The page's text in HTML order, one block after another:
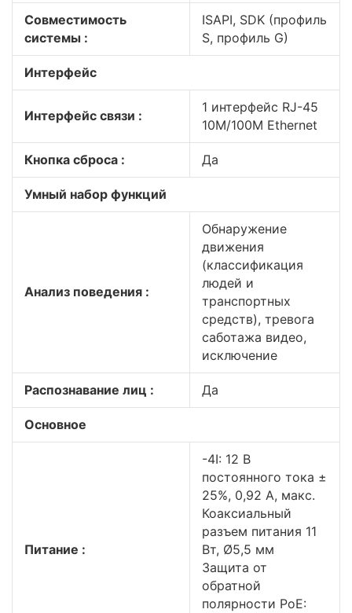
Совместимость
системы :
ISAPI, SDK (профиль
S, профиль G)
Интерфейс
Интерфейс связи :
1 интерфейс RJ-45
10M/100M Ethernet
Кнопка сброса : Да
Умный набор функций
Анализ поведения :
Обнаружение
движения
(классификация
людей и
транспортных
средств), тревога
саботажа видео,
исключение
Распознавание лиц : Да
Основное
Питание :
-4I: 12 В
постоянного тока ±
25%, 0,92 А, макс.
Коаксиальный
разъем питания 11
Вт, Ø5,5 мм
Защита от
обратной
полярности PoE: